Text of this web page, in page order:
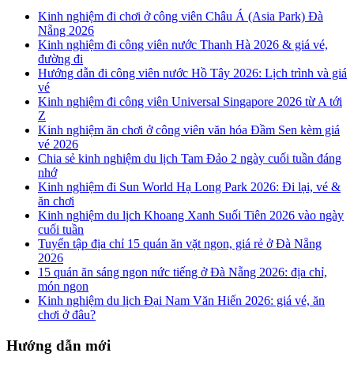
Kinh nghiệm đi chơi ở công viên Châu Á (Asia Park) Đà
Nẵng 2026
Kinh nghiệm đi công viên nước Thanh Hà 2026 & giá vé,
đường đi
Hướng dẫn đi công viên nước Hồ Tây 2026: Lịch trình và giá
vé
Kinh nghiệm đi công viên Universal Singapore 2026 từ A tới
Z
Kinh nghiệm ăn chơi ở công viên văn hóa Đầm Sen kèm giá
vé 2026
Chia sẻ kinh nghiệm du lịch Tam Đảo 2 ngày cuối tuần đáng
nhớ
Kinh nghiệm đi Sun World Hạ Long Park 2026: Đi lại, vé &
ăn chơi
Kinh nghiệm du lịch Khoang Xanh Suối Tiên 2026 vào ngày
cuối tuần
Tuyển tập địa chỉ 15 quán ăn vặt ngon, giá rẻ ở Đà Nẵng
2026
15 quán ăn sáng ngon nức tiếng ở Đà Nẵng 2026: địa chỉ,
món ngon
Kinh nghiệm du lịch Đại Nam Văn Hiến 2026: giá vé, ăn
chơi ở đâu?
Hướng dẫn mới